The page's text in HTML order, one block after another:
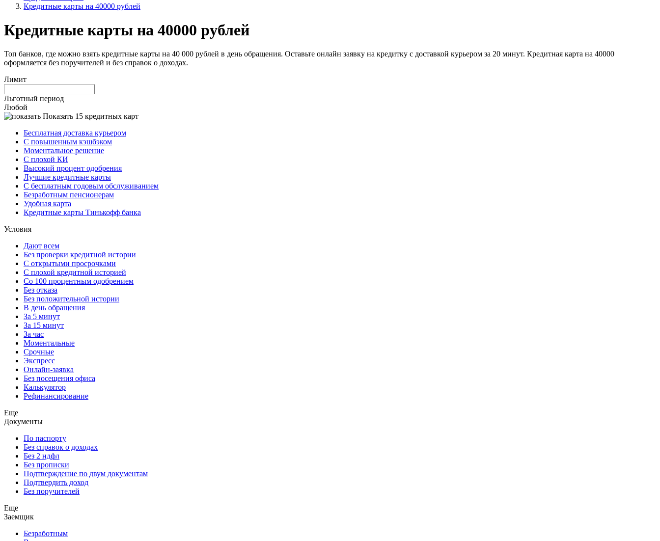
Кредитные карты на 40000 рублей
Кредитные карты на 40000 рублей
Топ банков, где можно взять кредитные карты на 40 000 рублей в день обращения. Оставьте онлайн заявку на кредитку с доставкой курьером за 20 минут. Кредитная карта на 40000
оформляется без поручителей и без справок о доходах.
Лимит
Льготный период
Любой
Показать 15 кредитных карт
Бесплатная доставка курьером
С повышенным кэшбэком
Моментальное решение
С плохой КИ
Высокий процент одобрения
Лучшие кредитные карты
С бесплатным годовым обслуживанием
Безработным пенсионерам
Удобная карта
Кредитные карты Тинькофф банка
Условия
Дают всем
Без проверки кредитной истории
С открытыми просрочками
С плохой кредитной историей
Со 100 процентным одобрением
Без отказа
Без положительной истории
В день обращения
За 5 минут
За 15 минут
За час
Моментальные
Срочные
Экспресс
Онлайн-заявка
Без посещения офиса
Калькулятор
Рефинансирование
Еще
Документы
По паспорту
Без справок о доходах
Без 2 ндфл
Без прописки
Подтверждение по двум документам
Подтвердить доход
Без поручителей
Еще
Заемщик
Безработным